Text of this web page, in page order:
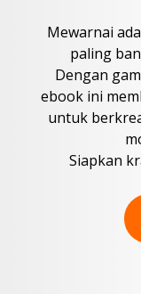
Mewarnai
paling
Dengan
ebook ini
untuk
Siapkan